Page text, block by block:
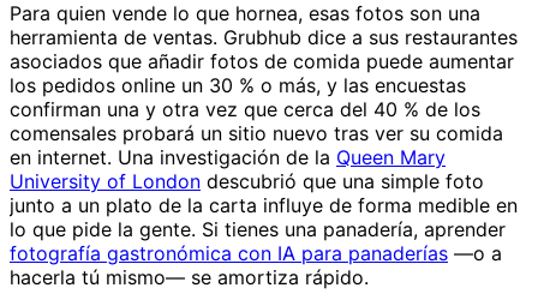
Para quien vende lo que hornea, esas fotos son una
herramienta de ventas. Grubhub dice a sus restaurantes
asociados que añadir fotos de comida puede aumentar
los pedidos online un 30 % o más, y las encuestas
confirman una y otra vez que cerca del 40 % de los
comensales probará un sitio nuevo tras ver su comida
en internet. Una investigación de la Queen Mary
University of London descubrió que una simple foto
junto a un plato de la carta influye de forma medible en
lo que pide la gente. Si tienes una panadería, aprender
fotografía gastronómica con IA para panaderías —o a
hacerla tú mismo— se amortiza rápido.